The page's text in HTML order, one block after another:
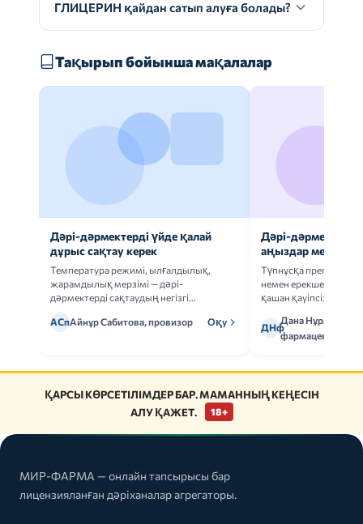
ГЛИЦЕРИН қайдан сатып алуға болады?
Тақырып бойынша мақалалар
Дәрі-дәрмектерді үйде қалай
дұрыс сақтау керек
Температура режимі, ылғалдылық,
жарамдылық мерзімі — дәрі-
дәрмектерді сақтаудың негізгі
АСпАйнұр Сабитова, провизор Оқу
Дәрі-дәрмек
аңыздар мен
Түпнұсқа
немен ерекшеленеді
қашан қауіпсіз.
ДНф
Дана
фармацевт
ҚАРСЫ КӨРСЕТІЛІМДЕР БАР. МАМАННЫҢ КЕҢЕСІН
АЛУ ҚАЖЕТ.
18+
МИР-ФАРМА — онлайн тапсырысы бар
лицензияланған дәріханалар агрегаторы.